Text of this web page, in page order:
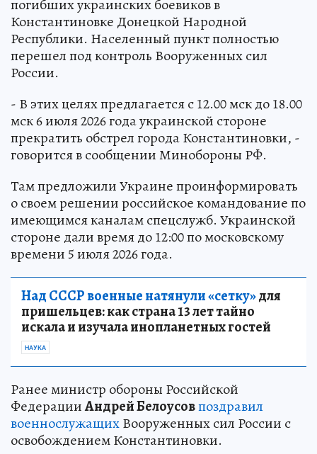
погибших украинских боевиков в
Константиновке Донецкой Народной
Республики. Населенный пункт полностью
перешел под контроль Вооруженных сил
России.
- В этих целях предлагается с 12.00 мск до 18.00
мск 6 июля 2026 года украинской стороне
прекратить обстрел города Константиновки, -
говорится в сообщении Минобороны РФ.
Там предложили Украине проинформировать
о своем решении российское командование по
имеющимся каналам спецслужб. Украинской
стороне дали время до 12:00 по московскому
времени 5 июля 2026 года.
Над СССР военные натянули «сетку»для
пришельцев: как страна 13 лет тайно
искала и изучала инопланетных гостей
НАУКА
Ранее министр обороны Российской
ФедерацииАндрей Белоусовпоздравил
военнослужащихВооруженных сил России с
освобождением Константиновки.